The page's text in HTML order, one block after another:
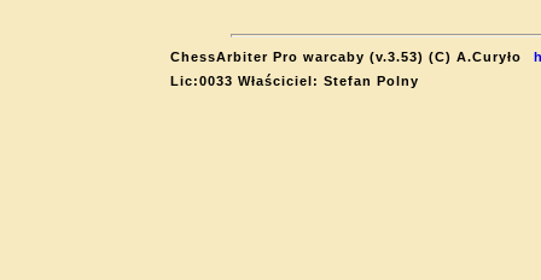
ChessArbiter Pro warcaby (v.3.53) (C) A.Curyło
Lic:0033 Właściciel: Stefan Polny